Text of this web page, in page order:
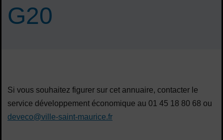
G20
Si vous souhaitez figurer sur cet annuaire, contacter le
service développement économique au 01 45 18 80 68 ou
deveco@ville-saint-maurice.fr